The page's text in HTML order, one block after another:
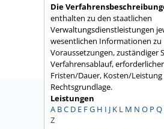
Die
enthalten zu den staatlichen
Verwaltungsdienstleistungen
wesentlichen Informationen zu
Voraussetzungen, zuständiger
Verfahrensablauf,
Fristen/Dauer, Kosten/
Rechtsgrundlage.
Leistungen
A BC D E FG H I J K L M N O P Q
Z